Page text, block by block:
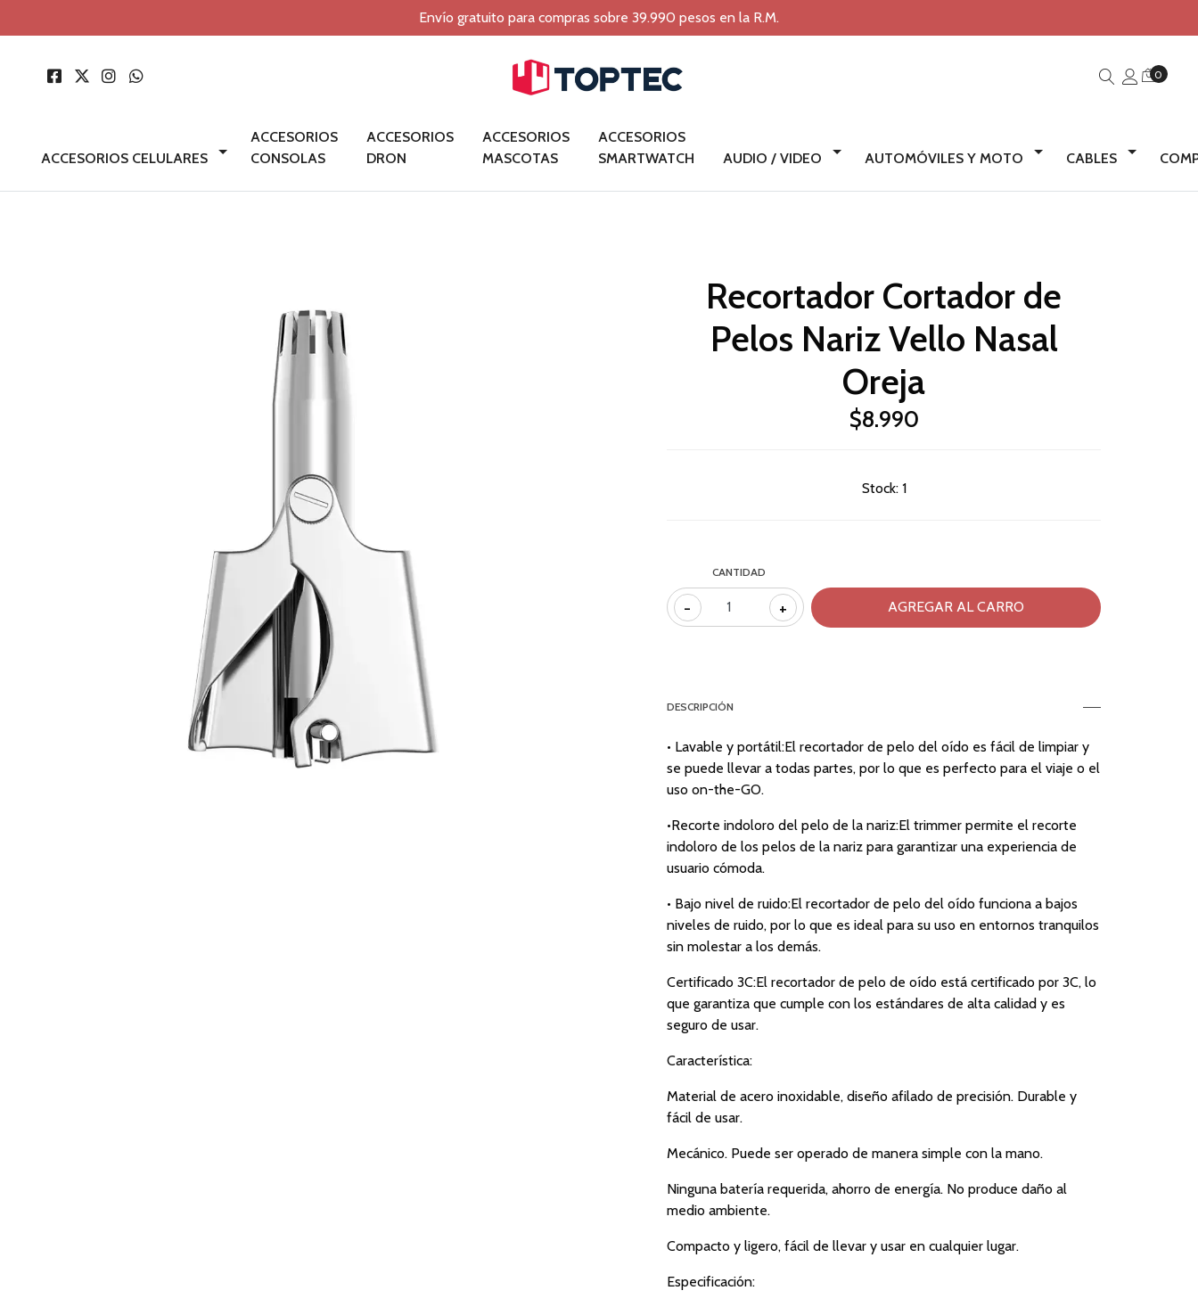
Envío gratuito para compras sobre 39.990 pesos en la R.M.
0
ACCESORIOS CELULARES
ACCESORIOS
CONSOLAS
ACCESORIOS
DRON
ACCESORIOS
MASCOTAS
ACCESORIOS
SMARTWATCH
AUDIO / VIDEO AUTOMÓVILES Y MOTO CABLES
Recortador Cortador de
Pelos Nariz Vello Nasal
Oreja
$8.990
Stock: 1
CANTIDAD
- +
DESCRIPCIÓN
• Lavable y portátil:El recortador de pelo del oído es fácil de limpiar y
se puede llevar a todas partes, por lo que es perfecto para el viaje o el
uso on-the-GO.
•Recorte indoloro del pelo de la nariz:El trimmer permite el recorte
indoloro de los pelos de la nariz para garantizar una experiencia de
usuario cómoda.
• Bajo nivel de ruido:El recortador de pelo del oído funciona a bajos
niveles de ruido, por lo que es ideal para su uso en entornos tranquilos
sin molestar a los demás.
Certificado 3C:El recortador de pelo de oído está certificado por 3C, lo
que garantiza que cumple con los estándares de alta calidad y es
seguro de usar.
Característica:
Material de acero inoxidable, diseño afilado de precisión. Durable y
fácil de usar.
Mecánico. Puede ser operado de manera simple con la mano.
Ninguna batería requerida, ahorro de energía. No produce daño al
medio ambiente.
Compacto y ligero, fácil de llevar y usar en cualquier lugar.
Especificación: